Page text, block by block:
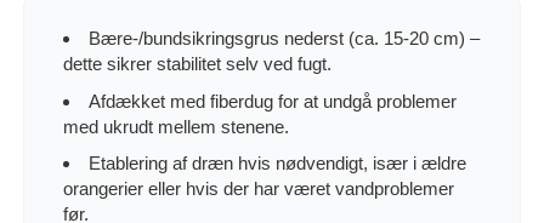
Bære-/bundsikringsgrus nederst (ca. 15-20 cm) –
dette sikrer stabilitet selv ved fugt.
Afdækket med fiberdug for at undgå problemer
med ukrudt mellem stenene.
Etablering af dræn hvis nødvendigt, især i ældre
orangerier eller hvis der har været vandproblemer
før.